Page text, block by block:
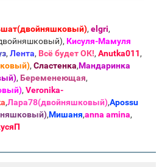
, elgri,
Кисуля-Мамуля
, Лента, Всё будет ОК!, Anutka011,
, Сластенка,Мандаринка
, Беременеющая,
, Veronika-
,Лара78(двойняшковый),Apossu
,Мишаня,anna amina,